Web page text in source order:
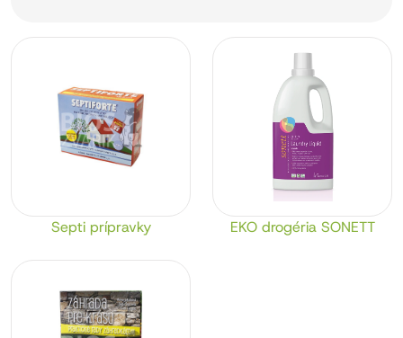
Septi prípravky EKO drogéria SONETT